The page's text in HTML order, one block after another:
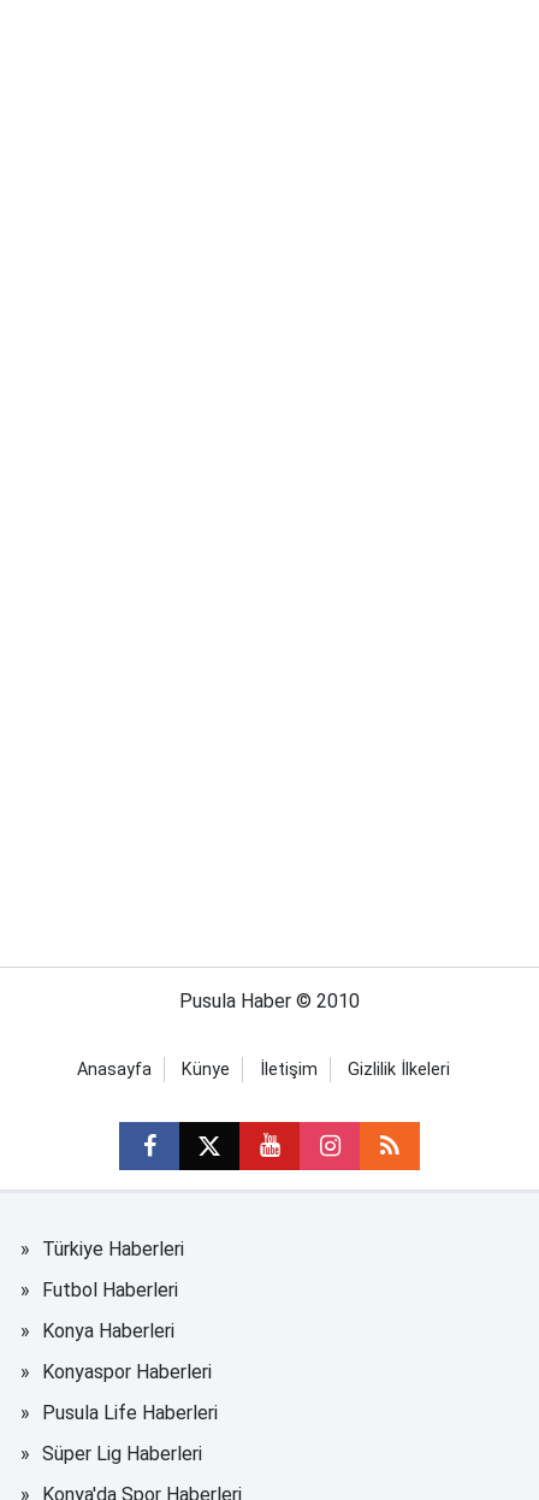
Pusula Haber © 2010
Anasayfa Künye İletişim Gizlilik İlkeleri
Türkiye Haberleri
Futbol Haberleri
Konya Haberleri
Konyaspor Haberleri
Pusula Life Haberleri
Süper Lig Haberleri
Konya'da Spor Haberleri